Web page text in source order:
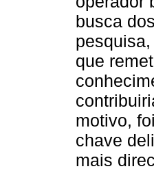
busca
que
motivo,
chave
mais